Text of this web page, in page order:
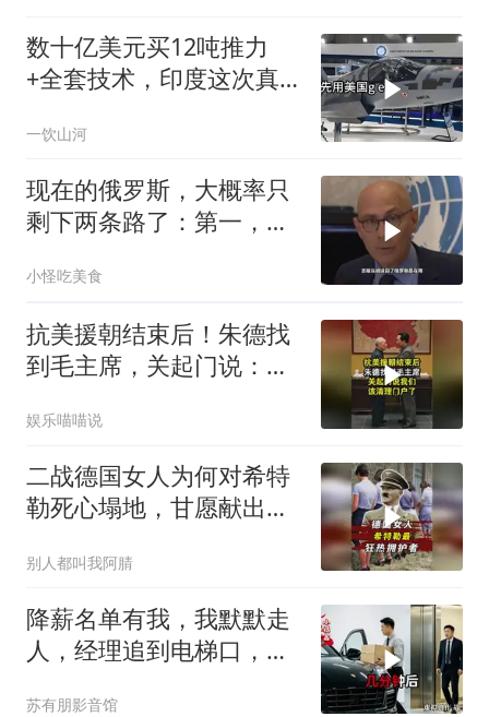
数十亿美元买12吨推力
+全套技术，印度这次真
一饮山河
现在的俄罗斯，大概率只
剩下两条路了：第一，把
小怪吃美食
抗美援朝结束后！朱德找
到毛主席，关起门说：我
娱乐喵喵说
二战德国女人为何对希特
勒死心塌地，甘愿献出一
别人都叫我阿腈
降薪名单有我，我默默走
人，经理追到电梯口，见
苏有朋影音馆